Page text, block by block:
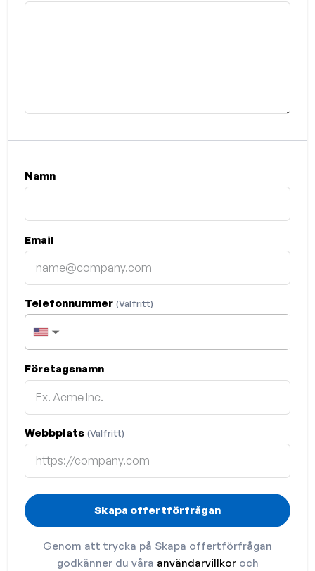
Namn
Email
Telefonnummer (Valfritt)
▼
Företagsnamn
Webbplats (Valfritt)
Skapa offertförfrågan
Genom att trycka på Skapa offertförfrågan
godkänner du våra användarvillkoroch